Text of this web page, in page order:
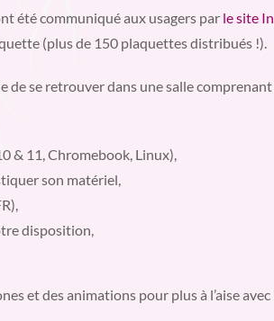
été communiqué aux usagers par le site
(plus de 150 plaquettes distribués !).
de se retrouver dans une salle
& 11, Chromebook, Linux),
son matériel,
disposition,
et des animations pour plus à l’aise avec